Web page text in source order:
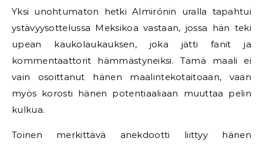
Yksi unohtumaton hetki Almirónin uralla tapahtui
ystävyysottelussa Meksikoa vastaan, jossa hän teki
upean kaukolaukauksen, joka jätti fanit ja
kommentaattorit hämmästyneiksi. Tämä maali ei
vain osoittanut hänen maalintekotaitoaan, vaan
myös korosti hänen potentiaaliaan muuttaa pelin
kulkua.
Toinen merkittävä anekdootti liittyy hänen